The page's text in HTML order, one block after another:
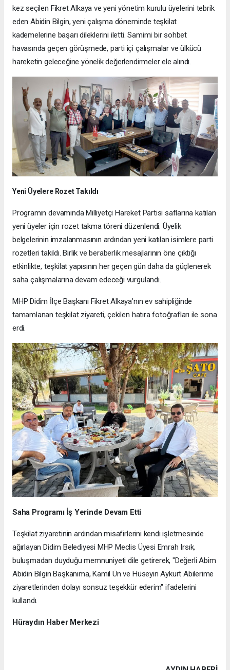
kez seçilen Fikret Alkaya ve yeni yönetim kurulu üyelerini tebrik
eden Abidin Bilgin, yeni çalışma döneminde teşkilat
kademelerine başarı dileklerini iletti. Samimi bir sohbet
havasında geçen görüşmede, parti içi çalışmalar ve ülkücü
hareketin geleceğine yönelik değerlendirmeler ele alındı.
Yeni Üyelere Rozet Takıldı
Programın devamında Milliyetçi Hareket Partisi saflarına katılan
yeni üyeler için rozet takma töreni düzenlendi. Üyelik
belgelerinin imzalanmasının ardından yeni katılan isimlere parti
rozetleri takıldı. Birlik ve beraberlik mesajlarının öne çıktığı
etkinlikte, teşkilat yapısının her geçen gün daha da güçlenerek
saha çalışmalarına devam edeceği vurgulandı.
MHP Didim İlçe Başkanı Fikret Alkaya’nın ev sahipliğinde
tamamlanan teşkilat ziyareti, çekilen hatıra fotoğrafları ile sona
erdi.
Saha Programı İş Yerinde Devam Etti
Teşkilat ziyaretinin ardından misafirlerini kendi işletmesinde
ağırlayan Didim Belediyesi MHP Meclis Üyesi Emrah Irsık,
buluşmadan duyduğu memnuniyeti dile getirerek, "Değerli Abim
Abidin Bilgin Başkanıma, Kamil Ün ve Hüseyin Aykurt Abilerime
ziyaretlerinden dolayı sonsuz teşekkür ederim" ifadelerini
kullandı.
Hüraydın Haber Merkezi